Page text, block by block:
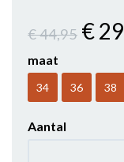
€ 44,95 € 29
maat
34 36 38
Aantal